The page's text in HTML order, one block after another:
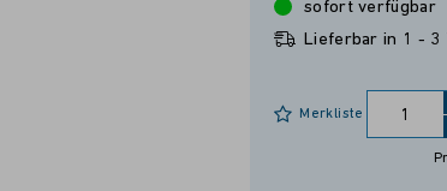
sofort verfügbar
Lieferbar in 1 - 3
Merkliste